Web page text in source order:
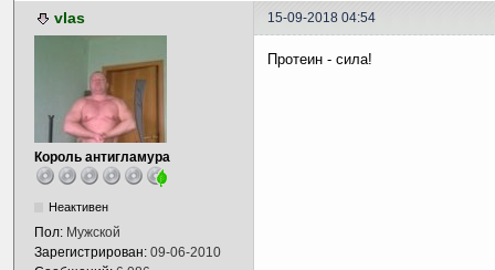
vlas 15-09-2018 04:54
Король антигламура
Неактивен
Пол: Мужской
Зарегистрирован: 09-06-2010
Протеин - сила!